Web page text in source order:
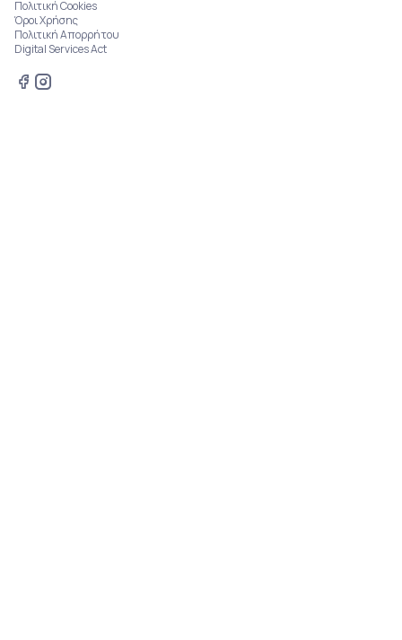
Πολιτική Cookies
Όροι Χρήσης
Πολιτική Απορρήτου
Digital Services Act